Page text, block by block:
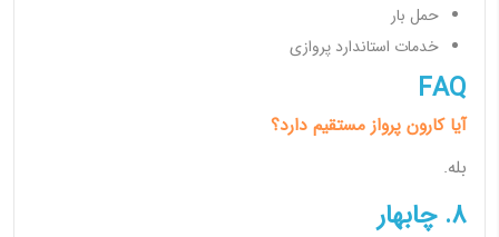
حمل بار
خدمات استاندارد پروازی
FAQ
آیا کارون پرواز مستقیم دارد؟
بله.
8. چابهار